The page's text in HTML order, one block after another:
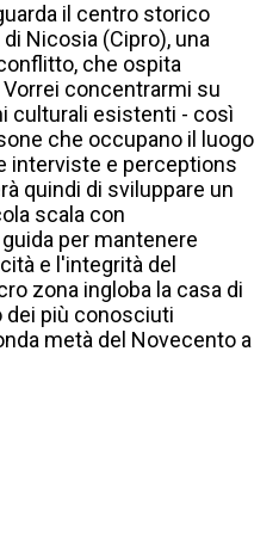
il centro storico
Nicosia (Cipro), una
che ospita
concentrarmi su
culturali esistenti - così
che occupano il luogo
interviste e perceptions
quindi di sviluppare un
scala con
per mantenere
e l'integrità del
zona ingloba la casa di
dei più conosciuti
metà del Novecento a